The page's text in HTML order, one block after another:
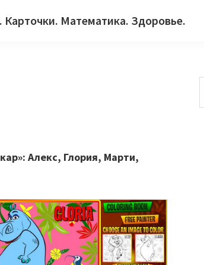
Карточки. Математика. Здоровье.
Алекс, Глория, Марти,